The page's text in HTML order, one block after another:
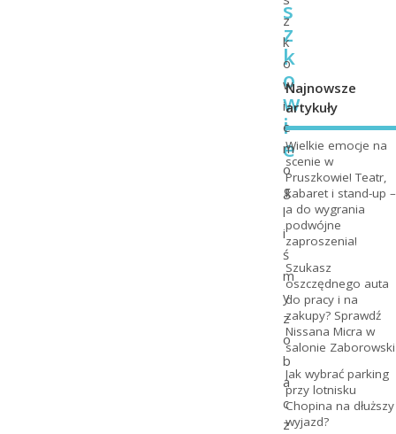
s
z
k
o
w
i
e
z
k
o
w
i
e
m
o
g
l
i
ś
m
y
z
o
b
a
c
z
Najnowsze
artykuły
Wielkie emocje na
scenie w
Pruszkowie! Teatr,
kabaret i stand-up –
a do wygrania
podwójne
zaproszenia!
Szukasz
oszczędnego auta
do pracy i na
zakupy? Sprawdź
Nissana Micra w
salonie Zaborowski
Jak wybrać parking
przy lotnisku
Chopina na dłuższy
wyjazd?